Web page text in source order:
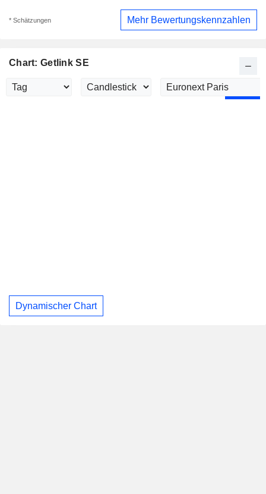
* Schätzungen Mehr Bewertungskennzahlen
Chart: Getlink SE
Dynamischer Chart